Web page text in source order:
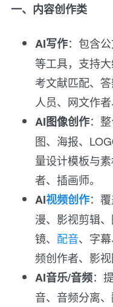
一、内容创作类
AI写作：包含
等工具，支持
考文献匹配、
人员、网文作者
AI图像创作：
图、海报、
量设计模板与
者、插画师。
AI视频创作：
漫、影视剪辑
镜、 配音、字
频创作者、影视
AI音乐/音频：
音、音频分离